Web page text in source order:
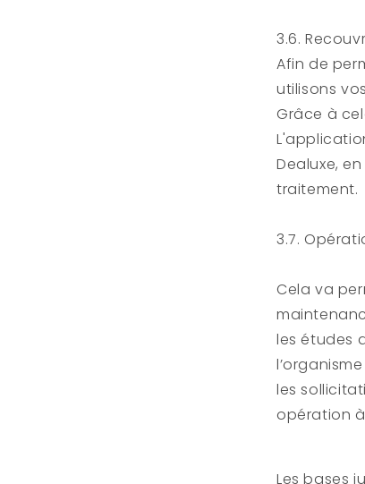
3.6.
Afin de
utilisons
Grâce à
Dealuxe,
traitement.
3.7.
Cela va
les études
les
opération
Les bases